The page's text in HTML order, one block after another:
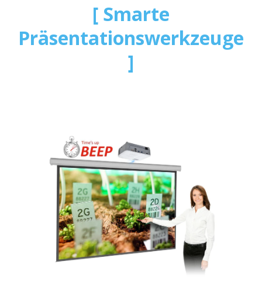
Smarte
Präsentationswerkzeuge